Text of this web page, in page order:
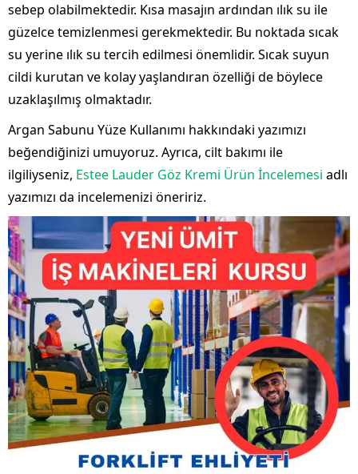
sebep olabilmektedir. Kısa masajın ardından ılık su ile
güzelce temizlenmesi gerekmektedir. Bu noktada sıcak
su yerine ılık su tercih edilmesi önemlidir. Sıcak suyun
cildi kurutan ve kolay yaşlandıran özelliği de böylece
uzaklaşılmış olmaktadır.
Argan Sabunu Yüze Kullanımı hakkındaki yazımızı
beğendiğinizi umuyoruz. Ayrıca, cilt bakımı ile
ilgiliyseniz, Estee Lauder Göz Kremi Ürün İncelemesi adlı
yazımızı da incelemenizi öneririz.